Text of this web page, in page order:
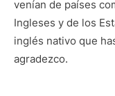
venían de países
Ingleses y de los
inglés nativo que
agradezco.